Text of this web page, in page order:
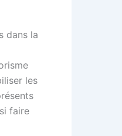
dans la
les
faire